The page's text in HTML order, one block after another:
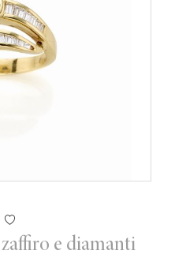
e diamanti